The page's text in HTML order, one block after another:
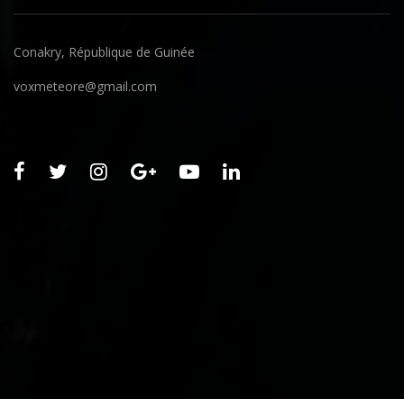
Conakry, République de Guinée
voxmeteore@gmail.com